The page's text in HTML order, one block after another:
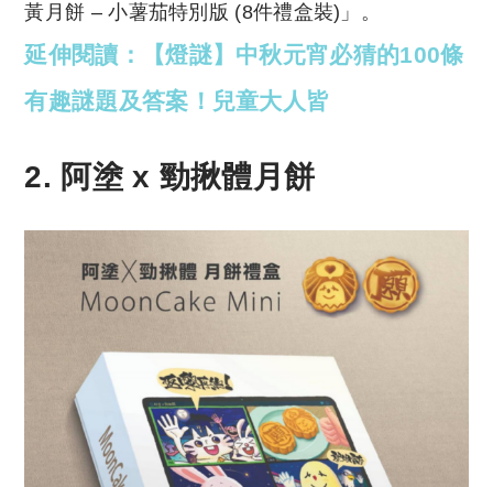
黃月餅 – 小薯茄特別版 (8件禮盒裝)」。
延伸閱讀：【燈謎】中秋元宵必猜的100條
有趣謎題及答案！兒童大人皆
2. 阿塗 x 勁揪體月餅